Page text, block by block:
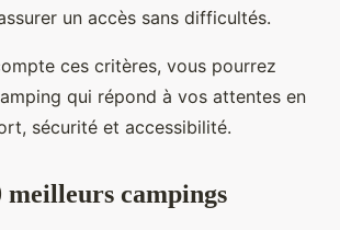
un accès sans difficultés.
ces critères, vous pourrez
qui répond à vos attentes en
sécurité et accessibilité.
meilleurs campings